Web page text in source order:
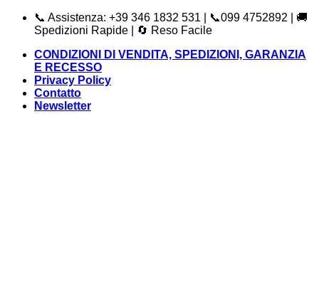
Salta
📞 Assistenza: +39 346 1832 531 | 📞099 4752892 | 🚚
Spedizioni Rapide | 🔄 Reso Facile
CONDIZIONI DI VENDITA, SPEDIZIONI, GARANZIA
E RECESSO
Privacy Policy
Contatto
Newsletter